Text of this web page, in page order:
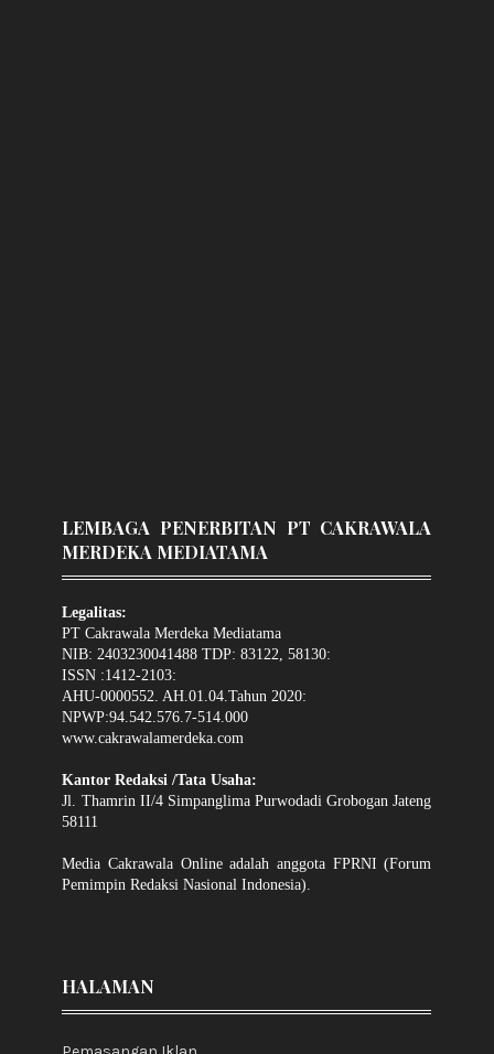
LEMBAGA PENERBITAN PT CAKRAWALA
MERDEKA MEDIATAMA
Legalitas:
PT Cakrawala Merdeka Mediatama
NIB: 2403230041488 TDP: 83122, 58130:
ISSN :1412-2103:
AHU-0000552. AH.01.04.Tahun 2020:
NPWP:94.542.576.7-514.000
www.cakrawalamerdeka.com
Kantor Redaksi /Tata Usaha:
Jl. Thamrin II/4 Simpanglima Purwodadi Grobogan Jateng
58111
Media Cakrawala Online adalah anggota FPRNI (Forum
Pemimpin Redaksi Nasional Indonesia).
HALAMAN